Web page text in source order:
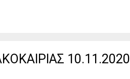
10.11.2020